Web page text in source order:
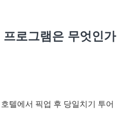
로그램은 무엇인가
텔에서 픽업 후 당일치기 투어